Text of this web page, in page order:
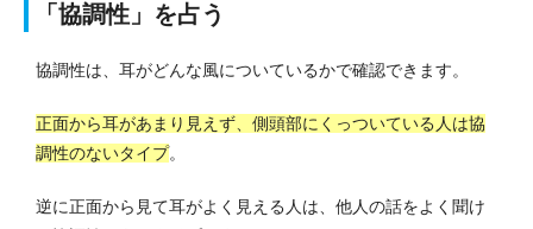
「協調性」を占う
協調性は、耳がどんな風についているかで確認できます。
正面から耳があまり見えず、側頭部にくっついている人は協
調性のないタイプ。
逆に正面から見て耳がよく見える人は、他人の話をよく聞け